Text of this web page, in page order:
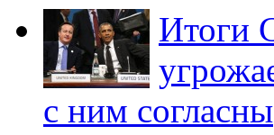
Итоги
с ним согласны